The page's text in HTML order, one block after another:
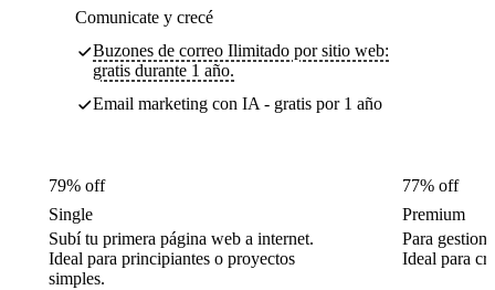
Comunicate y crecé
Buzones de correo Ilimitado por sitio web:
gratis durante 1 año.
Email marketing con IA - gratis por 1 año
79% off
Single
Subí tu primera página web a internet.
Ideal para principiantes o proyectos
simples.
77% off
Premium
Para
Ideal para